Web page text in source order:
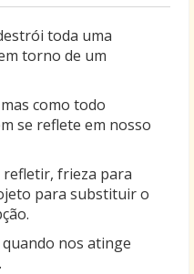
toda uma
torno de um
como todo
se reflete em nosso
frieza para
para substituir o
nos atinge